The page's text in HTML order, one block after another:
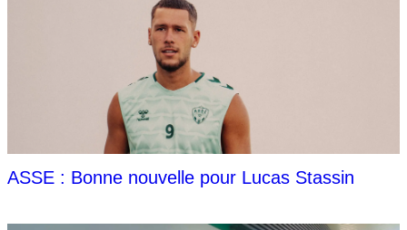
ASSE : Bonne nouvelle pour Lucas Stassin